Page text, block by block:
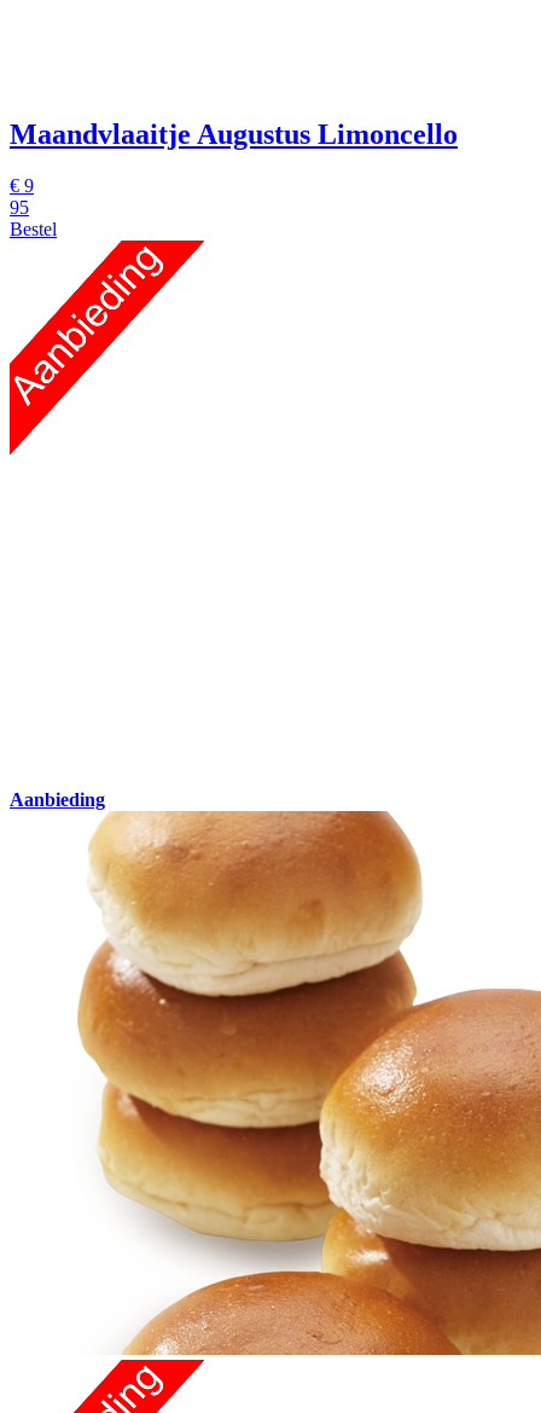
Maandvlaaitje Augustus Limoncello
€ 9
95
Bestel
Aanbieding